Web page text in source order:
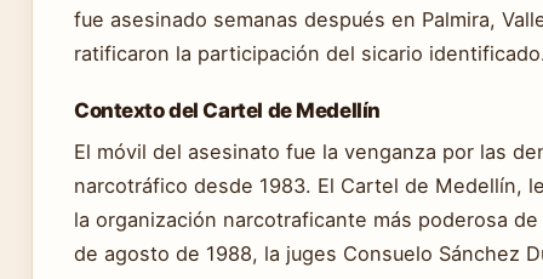
fue asesinado semanas después en Palmira,
ratificaron la participación del sicario
Contexto del Cartel de Medellín
El móvil del asesinato fue la venganza por las
narcotráfico desde 1983. El Cartel de Medellín,
la organización narcotraficante más poderosa
de agosto de 1988, la juges Consuelo Sánchez